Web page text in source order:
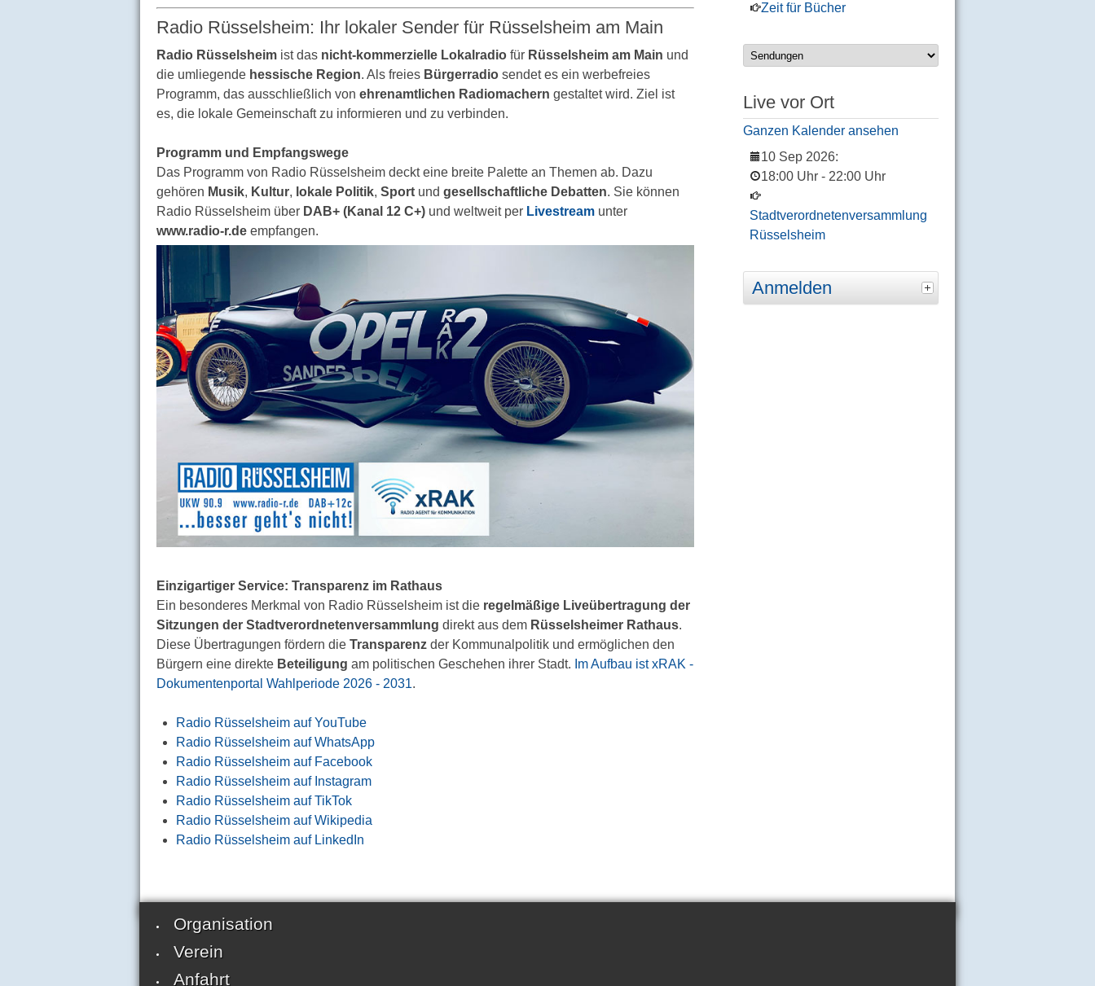
Radio Rüsselsheim: Ihr lokaler Sender für Rüsselsheim am Main
Radio Rüsselsheim ist das nicht-kommerzielle Lokalradio für Rüsselsheim am Main und
die umliegende hessische Region. Als freies Bürgerradio sendet es ein werbefreies
Programm, das ausschließlich von ehrenamtlichen Radiomachern gestaltet wird. Ziel ist
es, die lokale Gemeinschaft zu informieren und zu verbinden.
Programm und Empfangswege
Das Programm von Radio Rüsselsheim deckt eine breite Palette an Themen ab. Dazu
gehören Musik, Kultur, lokale Politik, Sport und gesellschaftliche Debatten. Sie können
Radio Rüsselsheim über DAB+ (Kanal 12 C+) und weltweit per Livestream unter
www.radio-r.de empfangen.
Einzigartiger Service: Transparenz im Rathaus
Ein besonderes Merkmal von Radio Rüsselsheim ist die regelmäßige Liveübertragung der
Sitzungen der Stadtverordnetenversammlung direkt aus dem Rüsselsheimer Rathaus.
Diese Übertragungen fördern die Transparenz der Kommunalpolitik und ermöglichen den
Bürgern eine direkte Beteiligung am politischen Geschehen ihrer Stadt. Im Aufbau ist xRAK -
Dokumentenportal Wahlperiode 2026 - 2031.
Radio Rüsselsheim auf YouTube
Radio Rüsselsheim auf WhatsApp
Radio Rüsselsheim auf Facebook
Radio Rüsselsheim auf Instagram
Radio Rüsselsheim auf TikTok
Radio Rüsselsheim auf Wikipedia
Radio Rüsselsheim auf LinkedIn
Zeit für Bücher
Live vor Ort
Ganzen Kalender ansehen
10 Sep 2026:
18:00 Uhr - 22:00 Uhr
Stadtverordnetenversammlung
Rüsselsheim
Anmelden
Organisation
Verein
Anfahrt